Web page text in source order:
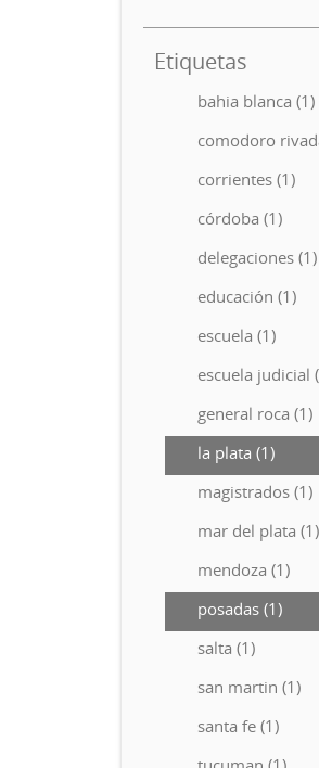
Etiquetas
bahia blanca (1)
comodoro
corrientes (1)
córdoba (1)
delegaciones (1)
educación (1)
escuela (1)
escuela judicial
general roca (1)
la plata (1)
magistrados (1)
mar del plata (1)
mendoza (1)
posadas (1)
salta (1)
san martin (1)
santa fe (1)